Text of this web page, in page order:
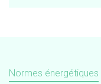
Normes énergétiques